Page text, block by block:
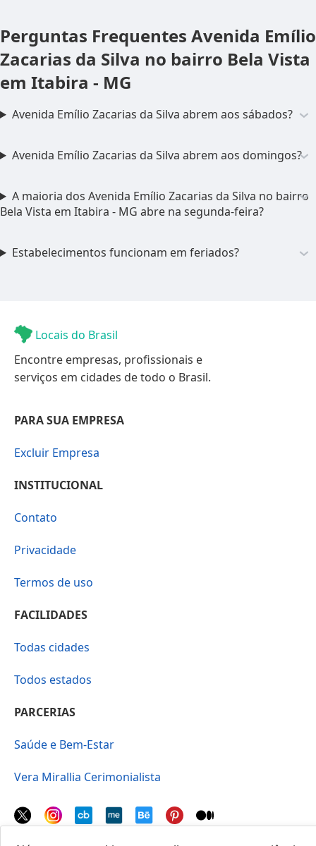
Perguntas Frequentes Avenida Emílio
Zacarias da Silva no bairro Bela Vista
em Itabira - MG
Avenida Emílio Zacarias da Silva abrem aos sábados?
Avenida Emílio Zacarias da Silva abrem aos domingos?
A maioria dos Avenida Emílio Zacarias da Silva no bairro
Bela Vista em Itabira - MG abre na segunda-feira?
Estabelecimentos funcionam em feriados?
Locais do Brasil
Encontre empresas, profissionais e
serviços em cidades de todo o Brasil.
PARA SUA EMPRESA
Excluir Empresa
INSTITUCIONAL
Contato
Privacidade
Termos de uso
FACILIDADES
Todas cidades
Todos estados
PARCERIAS
Saúde e Bem-Estar
Vera Mirallia Cerimonialista